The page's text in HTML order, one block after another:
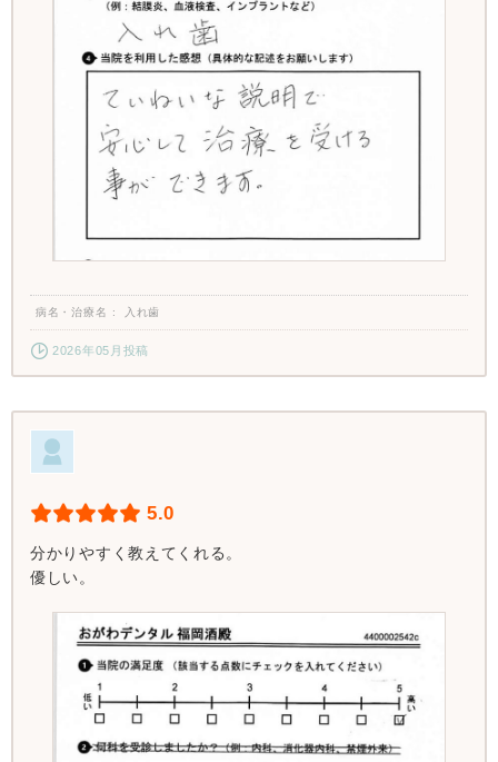
病名・治療名 入れ歯
2026年05月投稿
5.0
分かりやすく教えてくれる。
優しい。